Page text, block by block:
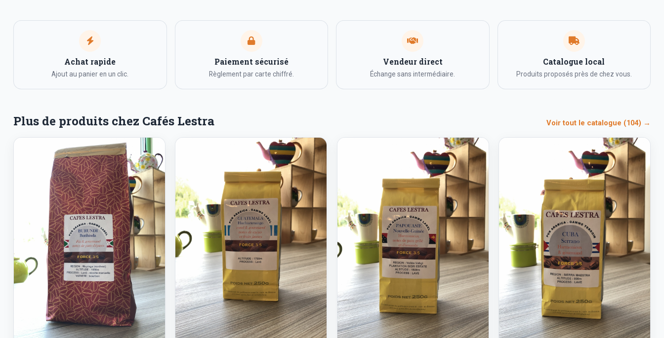
Achat rapide
Ajout au panier en un clic.
Paiement sécurisé
Règlement par carte chiffré.
Vendeur direct
Échange sans intermédiaire.
Catalogue local
Produits proposés près de chez vous.
Plus de produits chez Cafés Lestra Voir tout le catalogue (104) →